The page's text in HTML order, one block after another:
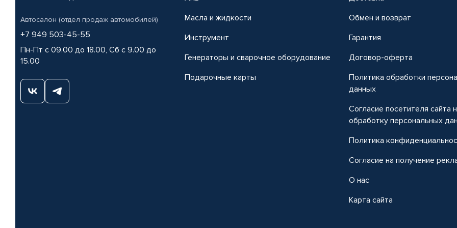
Автосалон (отдел продаж автомобилей)
+7 949 503-45-55
Пн-Пт с 09.00 до 18.00, Сб с 9.00 до
15.00
Масла и жидкости
Инструмент
Генераторы и сварочное оборудование
Подарочные карты
Обмен и возврат
Гарантия
Договор-оферта
Политика обработки
данных
Согласие посетителя сайта
обработку персональных
Политика
Согласие на получение
О нас
Карта сайта